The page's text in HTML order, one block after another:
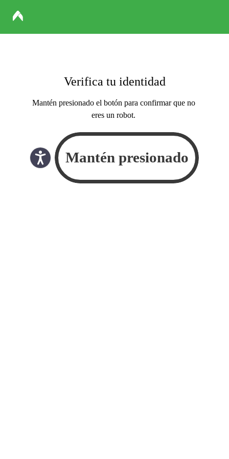
Verifica tu identidad
Mantén presionado el botón para confirmar que no
eres un robot.